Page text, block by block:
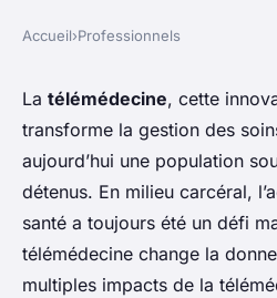
Quels sont les
télémédecine
des soins de
en milieu
Nina•1 septembre 2024 •7 min
Accueil›Professionnels
La télémédecine, cette
transforme la gestion des
aujourd’hui une population
détenus. En milieu carcéral,
santé a toujours été un défi
télémédecine change la
multiples impacts de la